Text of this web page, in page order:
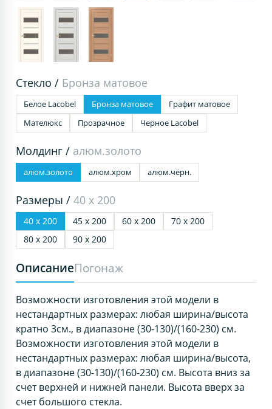
Стекло / Бронза матовое
Белое Lacobel Бронза матовое
Графит матовое
Мателюкс
Прозрачное Черное Lacobel
Молдинг / алюм.золото
алюм.золото алюм.хром алюм.чёрн.
Размеры /40 х 200
40 х 200 45 х 200 60 х 200
70 х 200
80 х 200
90 х 200
ОписаниеПогонаж
Возможности изготовления этой модели в
нестандартных размерах: любая ширина/высота
кратно 3см., в диапазоне (30-130)/(160-230) см.
Возможности изготовления этой модели в
нестандартных размерах: любая ширина/высота,
в диапазоне (30-130)/(160-230) см. Высота вниз за
счет верхней и нижней панели. Высота вверх за
счет большого стекла.